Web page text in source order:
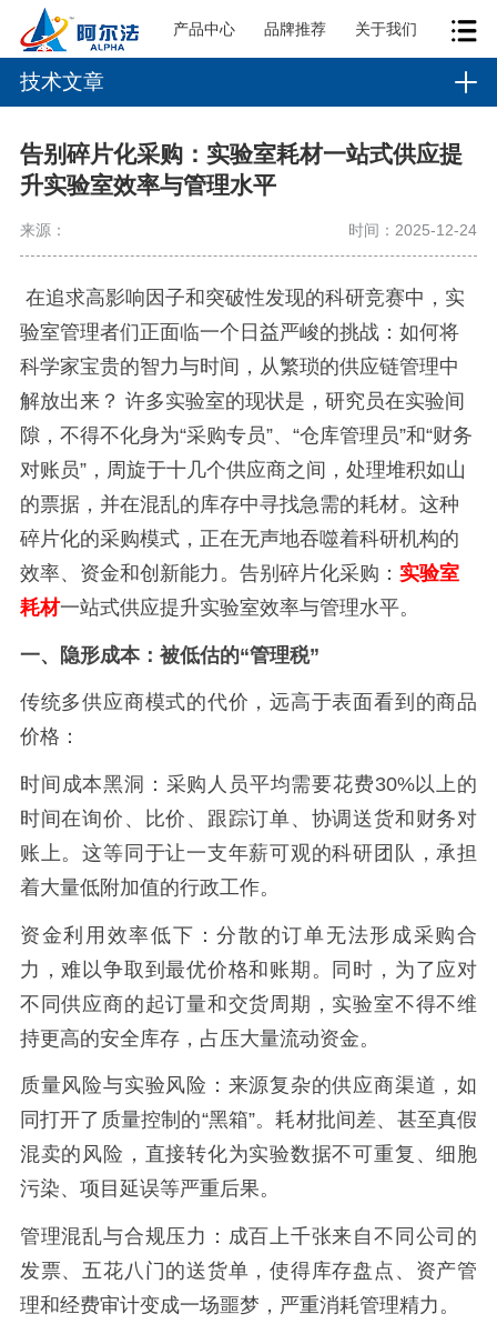
产品中心 品牌推荐 关于我们
技术文章
告别碎片化采购：实验室耗材一站式供应提
升实验室效率与管理水平
来源： 时间：2025-12-24
在追求高影响因子和突破性发现的科研竞赛中，实
验室管理者们正面临一个日益严峻的挑战：如何将
科学家宝贵的智力与时间，从繁琐的供应链管理中
解放出来？ 许多实验室的现状是，研究员在实验间
隙，不得不化身为“采购专员”、“仓库管理员”和“财务
对账员”，周旋于十几个供应商之间，处理堆积如山
的票据，并在混乱的库存中寻找急需的耗材。这种
碎片化的采购模式，正在无声地吞噬着科研机构的
效率、资金和创新能力。告别碎片化采购： 实验室
耗材一站式供应提升实验室效率与管理水平。
一、隐形成本：被低估的“管理税”
传统多供应商模式的代价，远高于表面看到的商品
价格：
时间成本黑洞：采购人员平均需要花费30%以上的
时间在询价、比价、跟踪订单、协调送货和财务对
账上。这等同于让一支年薪可观的科研团队，承担
着大量低附加值的行政工作。
资金利用效率低下：分散的订单无法形成采购合
力，难以争取到最优价格和账期。同时，为了应对
不同供应商的起订量和交货周期，实验室不得不维
持更高的安全库存，占压大量流动资金。
质量风险与实验风险：来源复杂的供应商渠道，如
同打开了质量控制的“黑箱”。耗材批间差、甚至真假
混卖的风险，直接转化为实验数据不可重复、细胞
污染、项目延误等严重后果。
管理混乱与合规压力：成百上千张来自不同公司的
发票、五花八门的送货单，使得库存盘点、资产管
理和经费审计变成一场噩梦，严重消耗管理精力。